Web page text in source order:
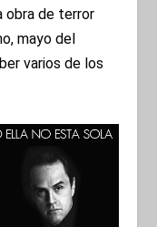
obra de terror
mayo del
varios de los